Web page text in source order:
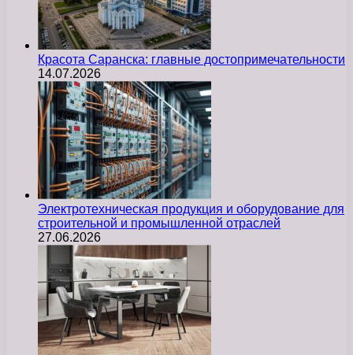
Красота Саранска: главные достопримечательности
14.07.2026
Электротехническая продукция и оборудование для
строительной и промышленной отраслей
27.06.2026